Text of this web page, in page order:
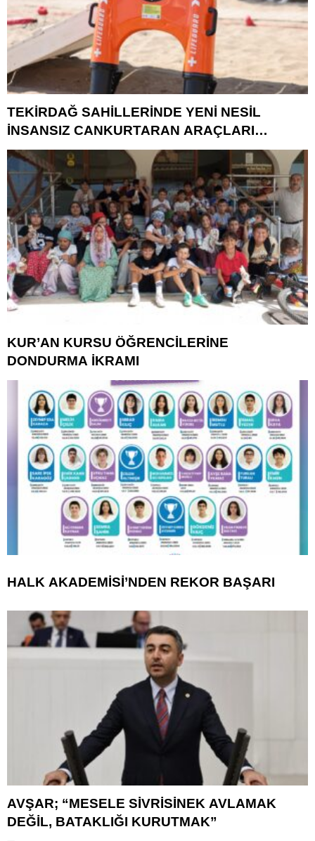
TEKİRDAĞ SAHİLLERİNDE YENİ NESİL
İNSANSIZ CANKURTARAN ARAÇLARI
GÖREVDE
KUR’AN KURSU ÖĞRENCİLERİNE
DONDURMA İKRAMI
HALK AKADEMİSİ’NDEN REKOR BAŞARI
AVŞAR; “MESELE SİVRİSİNEK AVLAMAK
DEĞİL, BATAKLIĞI KURUTMAK”